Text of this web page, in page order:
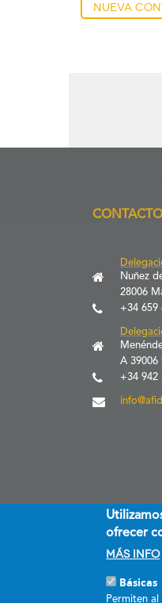
Nueva
CONTACTO
Nuñez
28006
+34 659
A 39006
+34 942
ofrecer
Más info
Básicas
Permiten